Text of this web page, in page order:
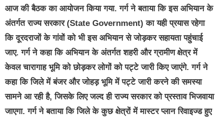
आज की बैठक का आयोजन किया गया. गर्ग ने बताया कि इस अभियान के
अंतर्गत राज्य सरकार (State Government) का यही प्रयास रहेगा
कि दूरदराजों के गांवों को भी इस अभियान से जोड़कर सहायता पहुंचाई
जाए. गर्ग ने कहा कि अभियान के अंतर्गत शहरी और ग्रामीण क्षेत्र में
केवल चारागाह भूमि को छोड़कर लोगों को पट्टे जारी किए जाएंगे. गर्ग ने
कहा कि जिले में बंजर और जोहड़ भूमि में पट्टे जारी करने की समस्या
सामने आ रही है, जिसके लिए जल्द ही राज्य सरकार को प्रस्ताव भिजवाया
जाएगा. गर्ग ने बताया कि जिले के कुछ क्षेत्रों में मास्टर प्लान रिवाइज्ड हुए